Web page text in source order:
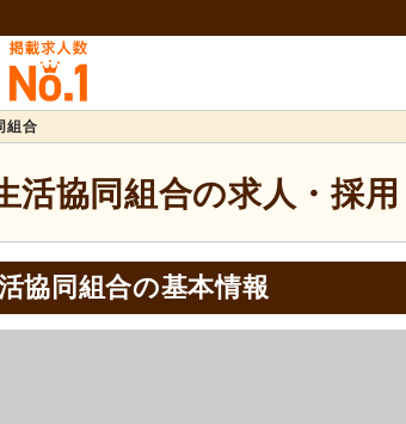
組合
活協同組合の求人・採用
協同組合の基本情報